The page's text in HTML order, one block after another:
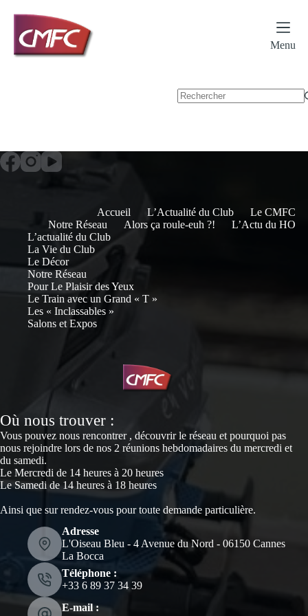
contenu
Menu
Accueil L’Actualité du Club
Le CMFC
Notre Réseau
Alors ça roule-euh ?!
L’Actu du HO
L’actualité du Club
La Vie du Club
Le Décor
Notre Réseau
Pour Le Plaisir des Yeux
Le Train avec un Grand « T »
Les « Inclassables »
Salons et Expos
Où nous trouver :
Vous pouvez nous rencontrer , découvrir le réseau et pourquoi pas
nous rejoindre lors de nos 2 réunions hebdomadaires du mercredi et
du samedi.
Le Mercredi de 14 heures à 20 heures
Le Samedi de 14 heures à 18 heures
Ainsi que sur rendez-vous pour toute demande particulière.
Adresse
L'Oiseau Bleu - 4 Avenue du Nord - 06150 Cannes
La Bocca
Téléphone :
‭+33 6 89 37 34 39‬
E-mail :